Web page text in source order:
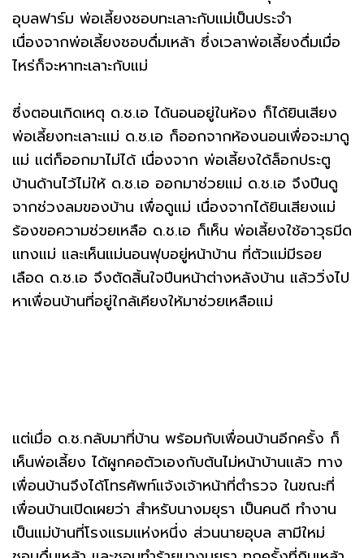
อุบลฟาร์ม พ่อเลี้ยงชอบทะเลาะกับแม่เป็นประจำ
เนื่องจากพ่อเลี้ยงชอบดื่มเหล้า ซึ่งเวลาพ่อเลี้ยงดื่มเมื่อ
ไหร่ก็จะหาทะเลาะกับแม่
ซึ่งตอนเกิดเหตุ ด.ช.เอ ได้นอนอยู่ในห้อง ก็ได้ยินเสียง
พ่อเลี้ยงทะเลาะแม่ ด.ช.เอ ก็ออกจากห้องนอนเพื่อจะมาดู
แม่ แต่ก็ออกมาไม่ได้ เนื่องจาก พ่อเลี้ยงใด้ล็อกประตู
บ้านด้านไว้ไม่ให้ ด.ช.เอ ออกมาช่วยแม่ ด.ช.เอ จึงปีนดู
จากช่วงลมของบ้าน เพื่อดูแม่ เนื่องจากได้ยินเสียงแม่
ร้องขอความช่วยเหลือ ด.ช.เอ ก็เห็น พ่อเลี้ยงใช้อาวุธมีด
แทงแม่ และเห็นแม่นอนฟุบอยู่หน้าบ้าน ที่ตัวแม่มีรอย
เลือด ด.ช.เอ จึงตัดสิ้นใจปีนหน้าต่างหลังบ้าน แล้ววิ่งไป
หาเพื่อนบ้านที่อยู่ใกล้เคียงให้มาช่วยเหลือแม่
แต่เมื่อ ด.ช.กลับมาที่บ้าน พร้อมกับเพื่อนบ้านอีกครั้ง ก็
เห็นพ่อเลี้ยง ได้ผูกคอตัวเองกับต้นไม่หน้าบ้านแล้ว ทาง
เพื่อนบ้านจึงได้โทรศัพท์แจ้งเจ้าหน้าที่ตำรวจ ในขณะที่
เพื่อนบ้านเปิดเผยว่า สำหรับนางมยุรา เป็นคนดี ทำงาน
เป็นแม่บ้านที่โรงเเรมแห่งหนึ่ง ส่วนนายอุบล สามีใหม่